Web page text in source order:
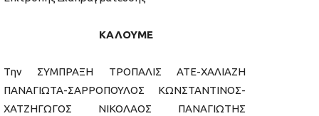
ΚΑΛΟΥΜΕ
Την ΣΥΜΠΡΑΞΗ ΤΡΟΠΑΛΙΣ ΑΤΕ-ΧΑΛΙΑΖΗ
ΠΑΝΑΓΙΩΤΑ-ΣΑΡΡΟΠΟΥΛΟΣ ΚΩΝΣΤΑΝΤΙΝΟΣ-
ΧΑΤΖΗΓΩΓΟΣ ΝΙΚΟΛΑΟΣ ΠΑΝΑΓΙΩΤΗΣ